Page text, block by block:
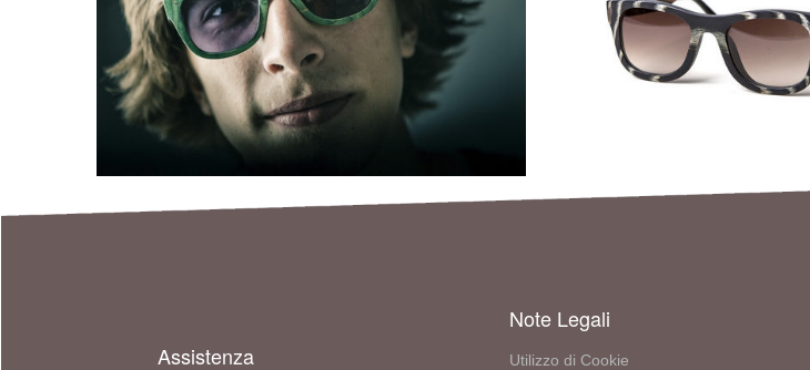
Assistenza
Note Legali
Utilizzo di Cookie